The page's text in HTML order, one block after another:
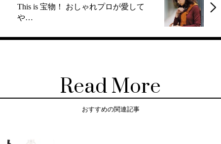
This is 宝物！ おしゃれプロが愛して
や…
Read More
おすすめの関連記事